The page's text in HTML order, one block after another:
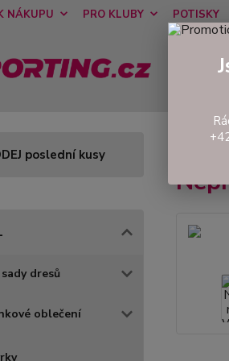
NÁKUPU PRO KLUBY POTISKY
poslední kusy
dresů
oblečení